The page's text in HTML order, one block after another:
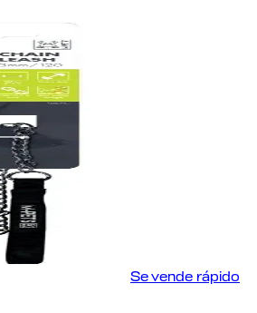
Se vende rápido